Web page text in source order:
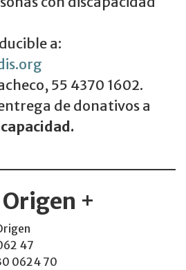
a:
55 4370 1602.
de donativos a
+
47
0624 70